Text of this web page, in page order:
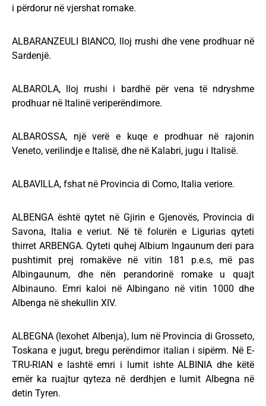
i përdorur në vjershat romake.
ALBARANZEULI BIANCO, lloj rrushi dhe vene prodhuar në
Sardenjë.
ALBAROLA, lloj rrushi i bardhë për vena të ndryshme
prodhuar në Italinë veriperëndimore.
ALBAROSSA, një verë e kuqe e prodhuar në rajonin
Veneto, verilindje e Italisë, dhe në Kalabri, jugu i Italisë.
ALBAVILLA, fshat në Provincia di Como, Italia veriore.
ALBENGA është qytet në Gjirin e Gjenovës, Provincia di
Savona, Italia e veriut. Në të folurën e Ligurias qyteti
thirret ARBENGA. Qyteti quhej Albium Ingaunum deri para
pushtimit prej romakëve në vitin 181 p.e.s, më pas
Albingaunum, dhe nën perandorinë romake u quajt
Albinauno. Emri kaloi në Albingano në vitin 1000 dhe
Albenga në shekullin XIV.
ALBEGNA (lexohet Albenja), lum në Provincia di Grosseto,
Toskana e jugut, bregu perëndimor italian i sipërm. Në E-
TRU-RIAN e lashtë emri i lumit ishte ALBINIA dhe këtë
emër ka ruajtur qyteza në derdhjen e lumit Albegna në
detin Tyren.